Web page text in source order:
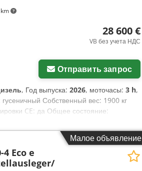
28 600 €
VB без учета НДС
Отправить запрос
, Год выпуска: 2026, моточасы: 3 h,
Собственный вес: 1900 кг
CE: да Общее состояние:
состояние
Малое объявление
4 Eco e